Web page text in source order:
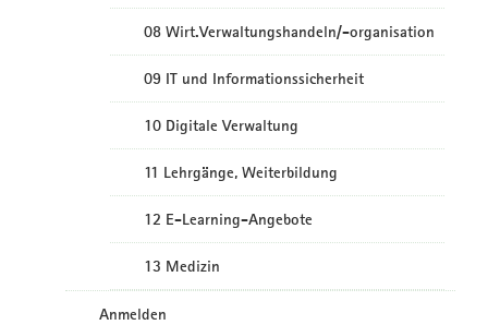
08 Wirt.Verwaltungshandeln/-organisation
09 IT und Informationssicherheit
10 Digitale Verwaltung
11 Lehrgänge, Weiterbildung
12 E-Learning-Angebote
13 Medizin
Anmelden